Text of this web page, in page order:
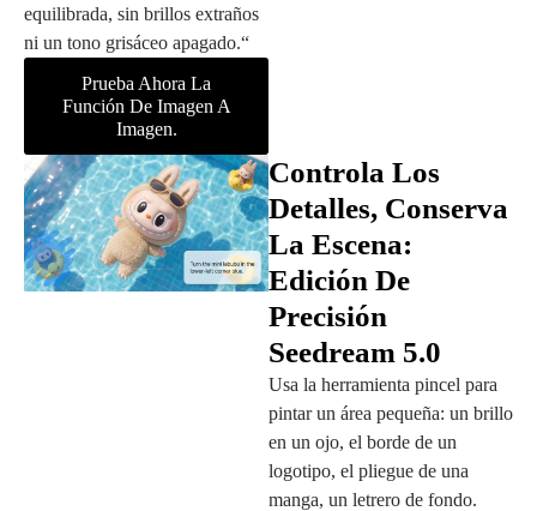
equilibrada, sin brillos extraños
ni un tono grisáceo apagado.“
Prueba Ahora La
Función De Imagen A
Imagen.
Controla Los
Detalles, Conserva
La Escena:
Edición De
Precisión
Seedream 5.0
Usa la herramienta pincel para
pintar un área pequeña: un brillo
en un ojo, el borde de un
logotipo, el pliegue de una
manga, un letrero de fondo.